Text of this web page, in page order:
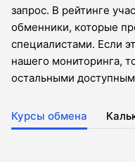
запрос. В рейтинге
обменники, которые
специалистами. Если
нашего мониторинга,
остальными
Курсы обмена